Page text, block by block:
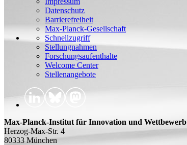
Datenschutz
Barrierefreiheit
Max-Planck-Gesellschaft
Schnellzugriff
Stellungnahmen
Forschungsaufenthalte
Welcome Center
Stellenangebote
Max-Planck-Institut für Innovation und Wettbewerb
Herzog-Max-Str. 4
80333 München